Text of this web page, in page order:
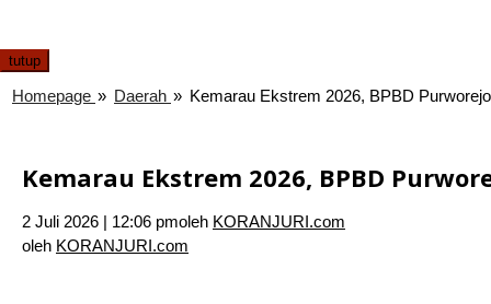
tutup
Homepage » Daerah » Kemarau Ekstrem 2026, BPBD
Kemarau Ekstrem 2026, BPBD
2 Juli 2026 | 12:06 pmoleh KORANJURI.com
oleh KORANJURI.com